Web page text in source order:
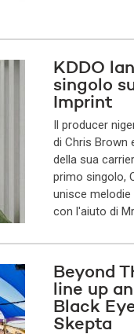
KDDO
singolo
Imprint
Il producer
di Chris Brown
della sua
primo singolo,
unisce
con l'aiuto di
Beyond
line up
Black
Skepta